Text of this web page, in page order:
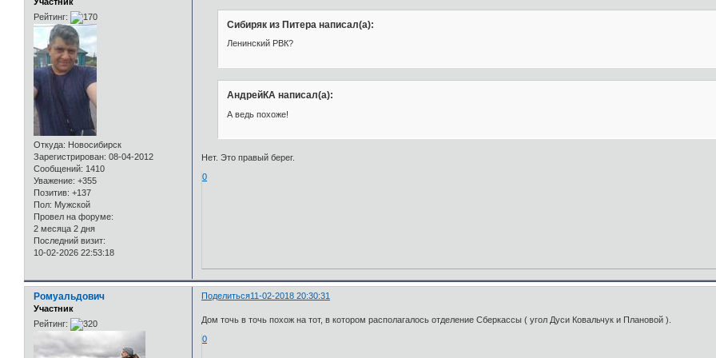
Рейтинг:
Откуда: Новосибирск
Зарегистрирован: 08-04-2012
Сообщений: 1410
Уважение: +355
Позитив: +137
Пол: Мужской
Провел на форуме:
2 месяца 2 дня
Последний визит:
10-02-2026 22:53:18
Сибиряк из Питера написал(а):
Ленинский РВК?
АндрейКА написал(а):
А ведь похоже!
Нет. Это правый берег.
0
Поделиться11-02-2018 20:30:31
Ромуальдович
Участник
Рейтинг:
Дом точь в точь похож на тот, в котором располагалось отделение Сберкассы ( угол Дуси Ковальчук и Плановой ).
0